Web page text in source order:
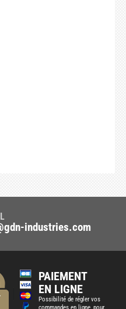
industries.com
PAIEMENT
EN LIGNE
Possibilité de régler vos